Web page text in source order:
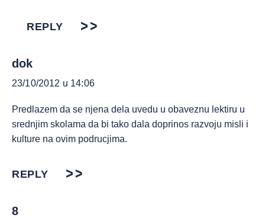
REPLY
dok
23/10/2012 u 14:06
Predlazem da se njena dela uvedu u obaveznu lektiru u
srednjim skolama da bi tako dala doprinos razvoju misli i
kulture na ovim podrucjima.
REPLY
8